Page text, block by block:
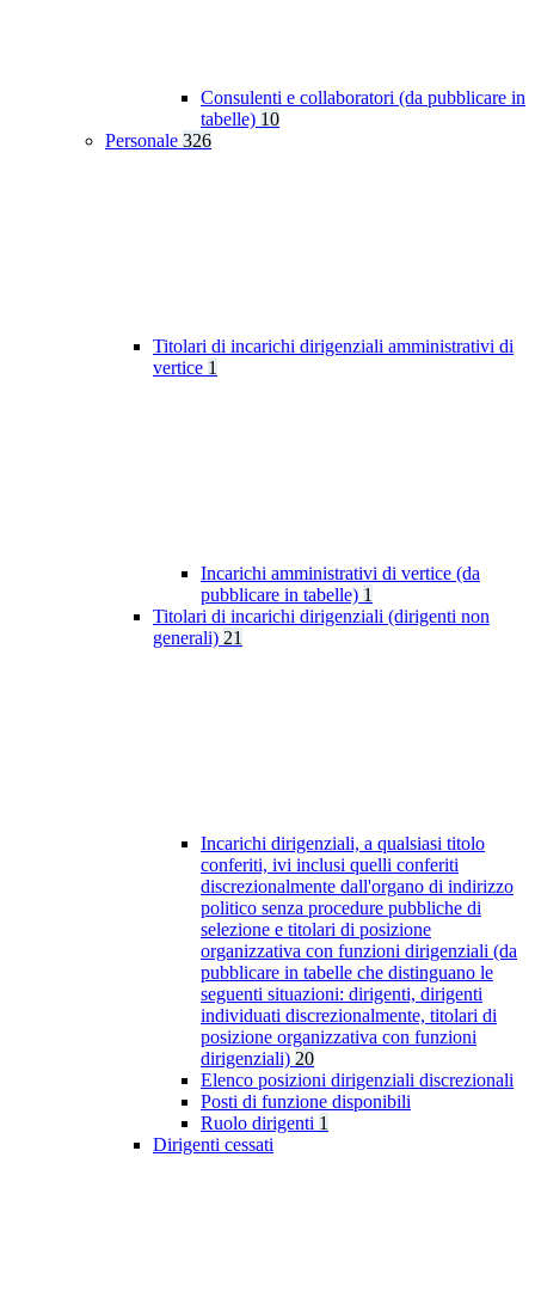
Consulenti e collaboratori (da pubblicare in
tabelle) 10
Personale 326
Titolari di incarichi dirigenziali amministrativi di
vertice 1
Incarichi amministrativi di vertice (da
pubblicare in tabelle) 1
Titolari di incarichi dirigenziali (dirigenti non
generali) 21
Incarichi dirigenziali, a qualsiasi titolo
conferiti, ivi inclusi quelli conferiti
discrezionalmente dall'organo di indirizzo
politico senza procedure pubbliche di
selezione e titolari di posizione
organizzativa con funzioni dirigenziali (da
pubblicare in tabelle che distinguano le
seguenti situazioni: dirigenti, dirigenti
individuati discrezionalmente, titolari di
posizione organizzativa con funzioni
dirigenziali) 20
Elenco posizioni dirigenziali discrezionali
Posti di funzione disponibili
Ruolo dirigenti 1
Dirigenti cessati